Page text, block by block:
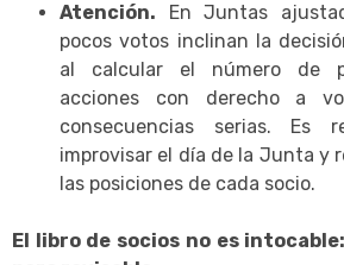
Atención. En Juntas
pocos votos inclinan la
al calcular el número de
acciones con derecho a
consecuencias serias. Es
improvisar el día de la Junta y
las posiciones de cada socio.
El libro de socios no es